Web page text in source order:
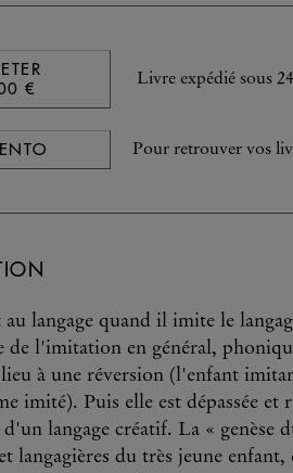
€
Livre expédié sous
Pour retrouver vos
langage quand il imite le
de l'imitation en général,
à une réversion (l'enfant
imité). Puis elle est dépassée
langage créatif. La « genèse
langagières du très jeune